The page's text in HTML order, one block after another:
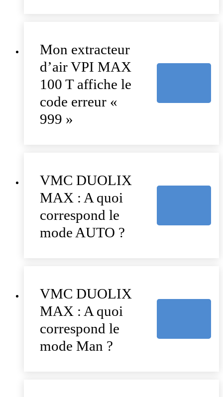
Mon extracteur
d’air VPI MAX
100 T affiche le
code erreur «
999 »
VMC DUOLIX
MAX : A quoi
correspond le
mode AUTO ?
VMC DUOLIX
MAX : A quoi
correspond le
mode Man ?